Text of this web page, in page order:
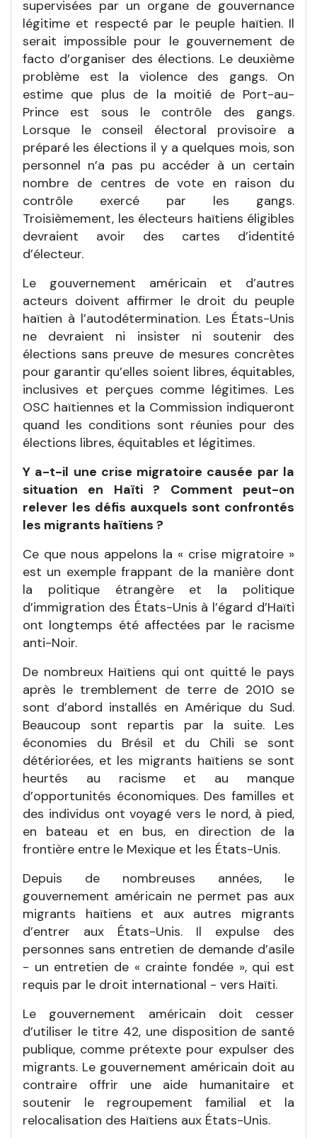
supervisées par un organe de gouvernance
légitime et respecté par le peuple haïtien. Il
serait impossible pour le gouvernement de
facto d’organiser des élections. Le deuxième
problème est la violence des gangs. On
estime que plus de la moitié de Port-au-
Prince est sous le contrôle des gangs.
Lorsque le conseil électoral provisoire a
préparé les élections il y a quelques mois, son
personnel n’a pas pu accéder à un certain
nombre de centres de vote en raison du
contrôle exercé par les gangs.
Troisièmement, les électeurs haïtiens éligibles
devraient avoir des cartes d’identité
d’électeur.
Le gouvernement américain et d’autres
acteurs doivent affirmer le droit du peuple
haïtien à l’autodétermination. Les États-Unis
ne devraient ni insister ni soutenir des
élections sans preuve de mesures concrètes
pour garantir qu’elles soient libres, équitables,
inclusives et perçues comme légitimes. Les
OSC haïtiennes et la Commission indiqueront
quand les conditions sont réunies pour des
élections libres, équitables et légitimes.
Y a-t-il une crise migratoire causée par la
situation en Haïti ? Comment peut-on
relever les défis auxquels sont confrontés
les migrants haïtiens ?
Ce que nous appelons la « crise migratoire »
est un exemple frappant de la manière dont
la politique étrangère et la politique
d’immigration des États-Unis à l’égard d’Haïti
ont longtemps été affectées par le racisme
anti-Noir.
De nombreux Haïtiens qui ont quitté le pays
après le tremblement de terre de 2010 se
sont d’abord installés en Amérique du Sud.
Beaucoup sont repartis par la suite. Les
économies du Brésil et du Chili se sont
détériorées, et les migrants haïtiens se sont
heurtés au racisme et au manque
d’opportunités économiques. Des familles et
des individus ont voyagé vers le nord, à pied,
en bateau et en bus, en direction de la
frontière entre le Mexique et les États-Unis.
Depuis de nombreuses années, le
gouvernement américain ne permet pas aux
migrants haïtiens et aux autres migrants
d’entrer aux États-Unis. Il expulse des
personnes sans entretien de demande d’asile
- un entretien de « crainte fondée », qui est
requis par le droit international - vers Haïti.
Le gouvernement américain doit cesser
d’utiliser le titre 42, une disposition de santé
publique, comme prétexte pour expulser des
migrants. Le gouvernement américain doit au
contraire offrir une aide humanitaire et
soutenir le regroupement familial et la
relocalisation des Haïtiens aux États-Unis.